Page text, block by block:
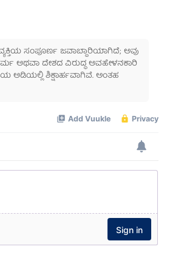
ಸಂಪೂರ್ಣ ಜವಾಬ್ದಾರಿಯಾಗಿದೆ; ಅವು
ಅಥವಾ ದೇಶದ ವಿರುದ್ಧ ಅವಹೇಳನಕಾರಿ
ಅಡಿಯಲ್ಲಿ ಶಿಕ್ಷಾರ್ಹವಾಗಿವೆ. ಅಂತಹ